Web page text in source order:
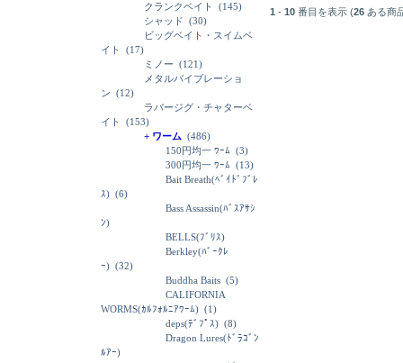
クランクベイト
(145)
シャッド (30)
ビッグベイト・スイムベ
イト
(17)
ミノー (121)
メタルバイブレーショ
ン (12)
ラバージグ・チャターベ
イト
(153)
+ ワーム (486)
150円均一 ﾜｰﾑ (3)
300円均一 ﾜｰﾑ (13)
Bait Breath(ﾍﾞｲﾄﾞﾌﾞﾚ
ｽ) (6)
Bass Assassin(ﾊﾞｽｱｻｼ
ﾝ)
BELLS(ﾌﾞﾘｽ)
Berkley(ﾊﾞｰｸﾚ
ｰ) (32)
Buddha Baits (5)
CALIFORNIA
WORMS(ｶﾙﾌｫﾙﾆｱﾜｰﾑ) (1)
deps(ﾃﾞﾌﾟｽ) (8)
Dragon Lures(ﾄﾞﾗｺﾞﾝ
ﾙｱｰ)
1 - 10 番目を表示 (26 ある商